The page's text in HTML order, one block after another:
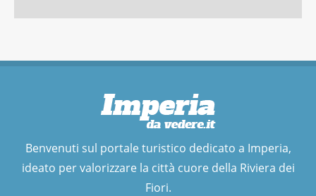
Benvenuti sul portale turistico dedicato a Imperia,
ideato per valorizzare la città cuore della Riviera dei
Fiori.